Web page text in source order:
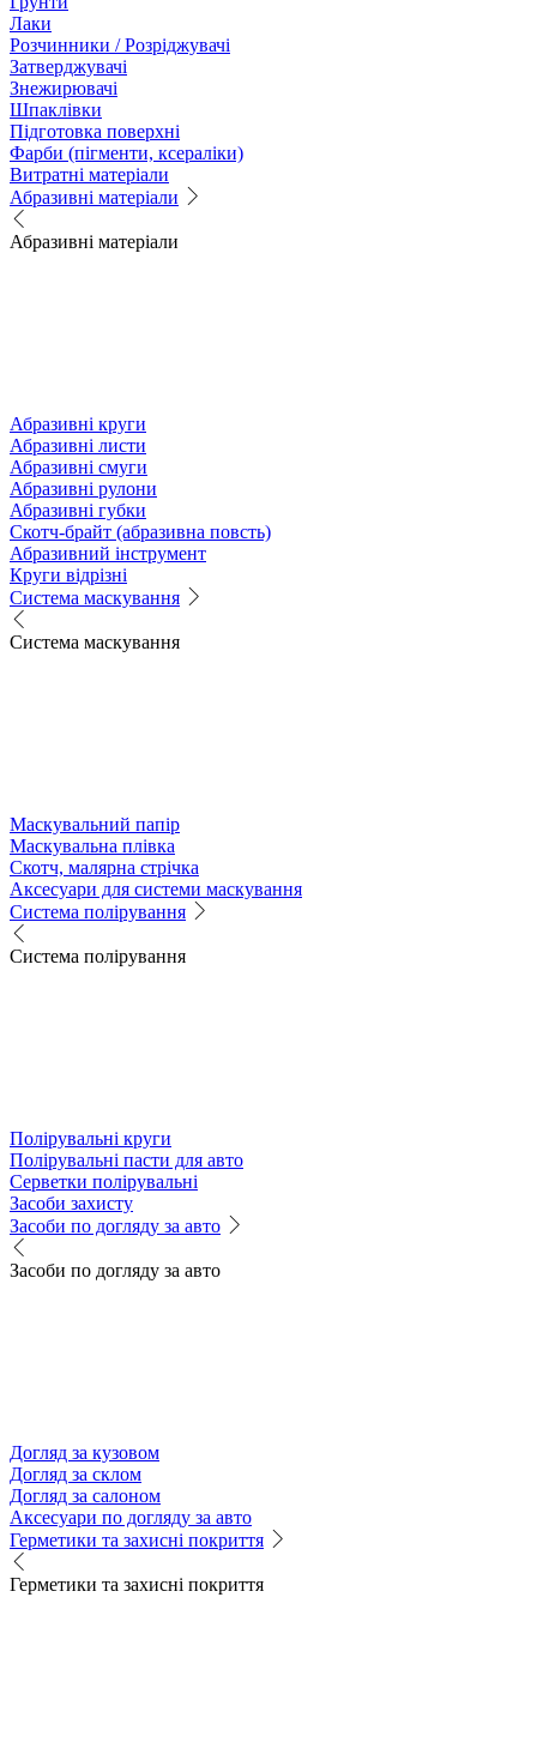
Лаки
Розчинники / Розріджувачі
Затверджувачі
Знежирювачі
Шпаклівки
Підготовка поверхні
Фарби (пігменти, ксераліки)
Витратні матеріали
Абразивні матеріали
Абразивні матеріали
Абразивні круги
Абразивні листи
Абразивні смуги
Абразивні рулони
Абразивні губки
Скотч-брайт (абразивна повсть)
Абразивний інструмент
Круги відрізні
Система маскування
Система маскування
Маскувальний папір
Маскувальна плівка
Скотч, малярна стрічка
Аксесуари для системи маскування
Система полірування
Система полірування
Полірувальні круги
Полірувальні пасти для авто
Серветки полірувальні
Засоби захисту
Засоби по догляду за авто
Засоби по догляду за авто
Догляд за кузовом
Догляд за склом
Догляд за салоном
Аксесуари по догляду за авто
Герметики та захисні покриття
Герметики та захисні покриття